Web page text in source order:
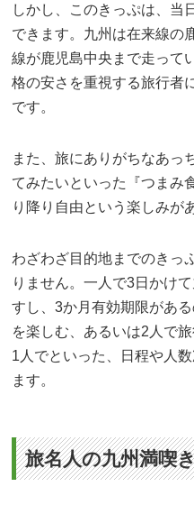
しかし、このきっぷは、当
できます。九州は在来線の
線が鹿児島中央まで走って
格の安さを重視する旅行者
です。
また、旅にありがちなあっ
てみたいといった『つまみ
り降り自由という楽しみが
わざわざ目的地までのきっ
りません。一人で3日かけ
すし、3か月有効期限があ
を楽しむ、あるいは2人で
1人でといった、日程や人
ます。
旅名人の九州満喫